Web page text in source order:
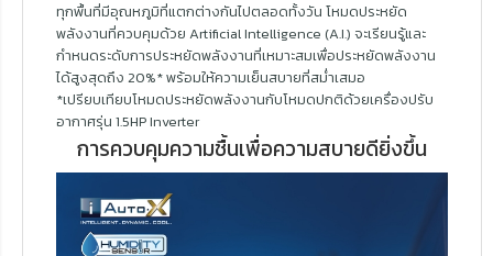
ทุกพื้นที่มีอุณหภูมิที่แตกต่างกันไปตลอดทั้งวัน โหมดประหยัด
พลังงานที่ควบคุมด้วย Artificial Intelligence (A.I.) จะเรียนรู้และ
กำหนดระดับการประหยัดพลังงานที่เหมาะสมเพื่อประหยัดพลังงาน
ได้สูงสุดถึง 20%* พร้อมให้ความเย็นสบายที่สม่ำเสมอ
*เปรียบเทียบโหมดประหยัดพลังงานกับโหมดปกติด้วยเครื่องปรับ
อากาศรุ่น 1.5HP Inverter
การควบคุมความชื้นเพื่อความสบายดียิ่งขึ้น